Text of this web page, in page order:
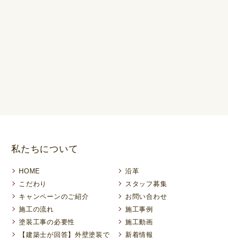
私たちについて
HOME
こだわり
キャンペーンのご紹介
施工の流れ
塗装工事の必要性
【建築士が回答】外壁塗装で
沿革
スタッフ募集
お問い合わせ
施工事例
施工動画
新着情報